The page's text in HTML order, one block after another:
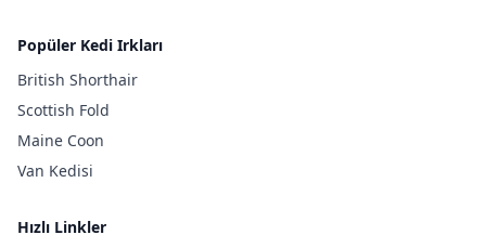
Popüler Kedi Irkları
British Shorthair
Scottish Fold
Maine Coon
Van Kedisi
Hızlı Linkler